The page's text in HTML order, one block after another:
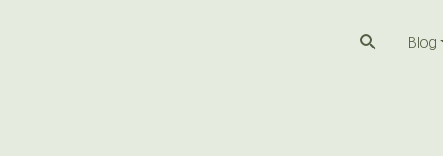
search Blog